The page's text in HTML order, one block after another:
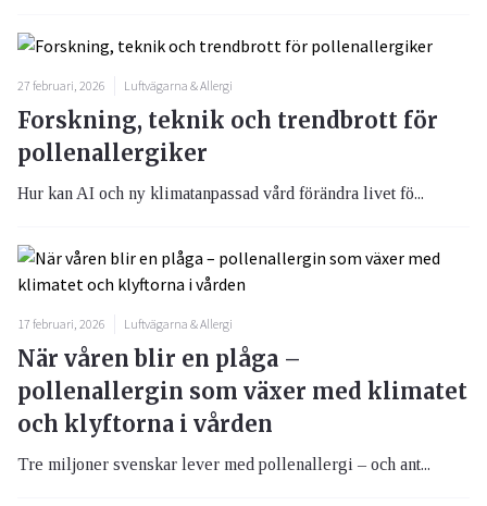
27 februari, 2026 Luftvägarna & Allergi
Forskning, teknik och trendbrott för
pollenallergiker
Hur kan AI och ny klimatanpassad vård förändra livet fö...
17 februari, 2026 Luftvägarna & Allergi
När våren blir en plåga –
pollenallergin som växer med klimatet
och klyftorna i vården
Tre miljoner svenskar lever med pollenallergi – och ant...